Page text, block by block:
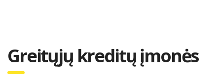
Greitųjų kreditų įmonės